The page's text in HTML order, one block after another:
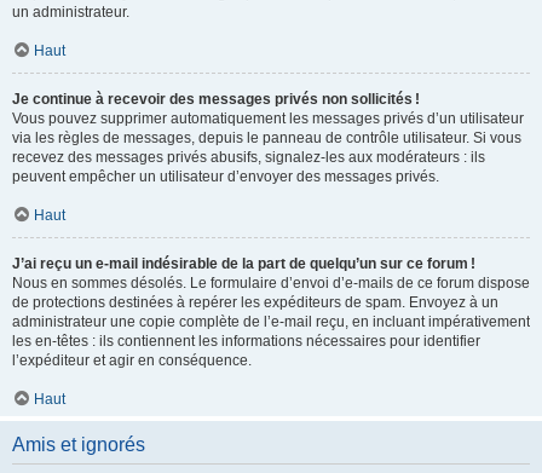
un administrateur.
Haut
Je continue à recevoir des messages privés non sollicités !
Vous pouvez supprimer automatiquement les messages privés d’un utilisateur
via les règles de messages, depuis le panneau de contrôle utilisateur. Si vous
recevez des messages privés abusifs, signalez-les aux modérateurs : ils
peuvent empêcher un utilisateur d’envoyer des messages privés.
Haut
J’ai reçu un e-mail indésirable de la part de quelqu’un sur ce forum !
Nous en sommes désolés. Le formulaire d’envoi d’e-mails de ce forum dispose
de protections destinées à repérer les expéditeurs de spam. Envoyez à un
administrateur une copie complète de l’e-mail reçu, en incluant impérativement
les en-têtes : ils contiennent les informations nécessaires pour identifier
l’expéditeur et agir en conséquence.
Haut
Amis et ignorés